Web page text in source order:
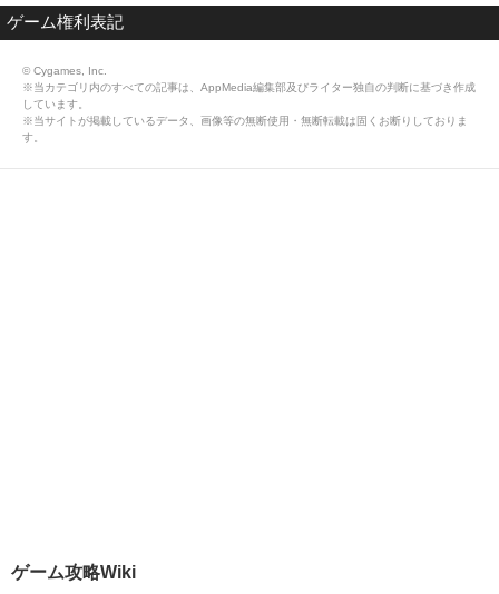
ゲーム権利表記
© Cygames, Inc.
※当カテゴリ内のすべての記事は、AppMedia編集部及びライター独自の判断に基づき作成
しています。
※当サイトが掲載しているデータ、画像等の無断使用・無断転載は固くお断りしておりま
す。
ゲーム攻略Wiki